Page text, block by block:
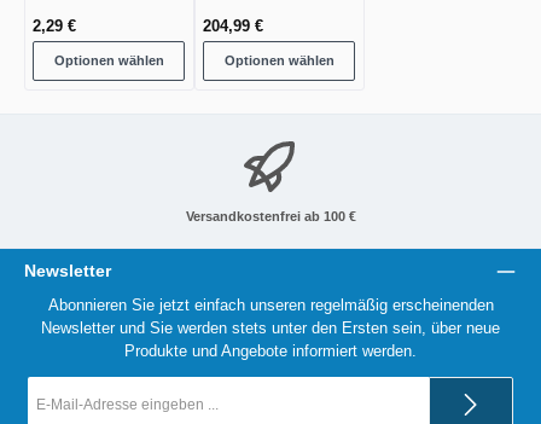
2,29 €
Optionen wählen
204,99 €
Optionen wählen
Versandkostenfrei ab 100 €
Newsletter
Abonnieren Sie jetzt einfach unseren regelmäßig erscheinenden
Newsletter und Sie werden stets unter den Ersten sein, über neue
Produkte und Angebote informiert werden.
Mail-